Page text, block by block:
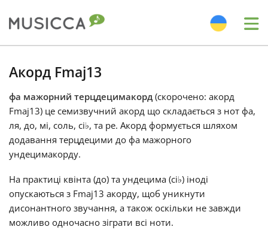
Български
Dansk
Deutsch
Акорд Fmaj13
фа мажорний терцдецимакорд (скорочено: акорд
Fmaj13) це семизвучний акорд що складається з нот фа,
ля, до, мі, соль, сі♭, та ре. Акорд формується шляхом
додавання терцдецими до фа мажорного
ундецимакорду.
На практиці квінта (до) та ундецима (сі♭) іноді
опускаються з Fmaj13 акорду, щоб уникнути
дисонантного звучання, а також оскільки не завжди
можливо одночасно зіграти всі ноти.